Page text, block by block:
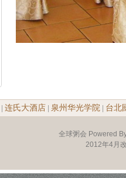
连氏大酒店 泉州华光学院 台北
全球粥会 Powered
2012年4月